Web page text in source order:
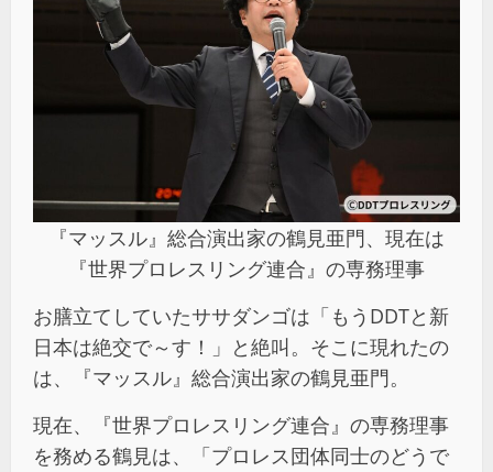
『マッスル』総合演出家の鶴見亜門、現在は
『世界プロレスリング連合』の専務理事
お膳立てしていたササダンゴは「もうDDTと新
日本は絶交で～す！」と絶叫。そこに現れたの
は、『マッスル』総合演出家の鶴見亜門。
現在、『世界プロレスリング連合』の専務理事
を務める鶴見は、「プロレス団体同士のどうで